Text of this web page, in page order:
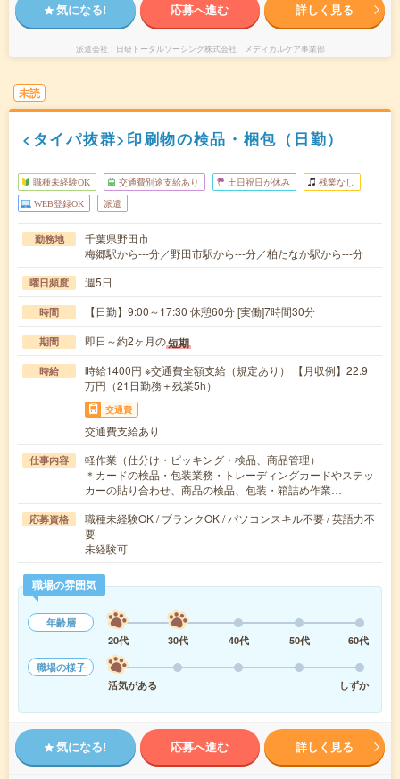
気になる! 応募へ進む 詳しく見る
派遣会社 日研トータルソーシング株式会社 メディカルケア事業部
未読
<タイパ抜群>印刷物の検品・梱包（日勤）
職種未経験OK 交通費別途支給あり 土日祝日が休み 残業なし
WEB登録OK 派遣
勤務地
千葉県野田市
梅郷駅から---分／野田市駅から---分／柏たなか駅から---分
曜日頻度 週5日
時間 【日勤】9:00～17:30 休憩60分 [実働]7時間30分
期間 即日～約2ヶ月の短期
時給
時給1400円 ※交通費全額支給（規定あり） 【月収例】22.9
万円（21日勤務＋残業5h）
交通費
交通費支給あり
仕事内容
軽作業（仕分け・ピッキング・検品、商品管理）
＊カードの検品・包装業務・トレーディングカードやステッ
カーの貼り合わせ、商品の検品、包装・箱詰め作業…
応募資格
職種未経験OK / ブランクOK / パソコンスキル不要 / 英語力不
要
未経験可
職場の雰囲気
年齢層
20代
30代 40代 50代
60代
職場の様子
活気がある
しずか
気になる! 応募へ進む 詳しく見る